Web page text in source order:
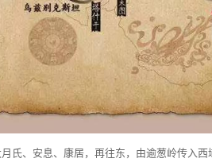
氏、安息、康居，再往东，由逾葱岭传入